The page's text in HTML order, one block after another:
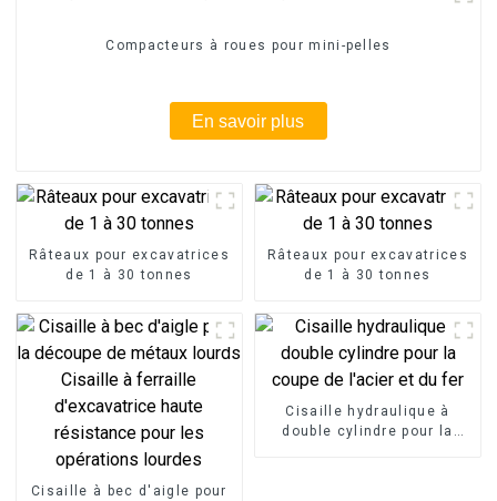
Compacteurs à roues pour mini-pelles
En savoir plus
Râteaux pour excavatrices
de 1 à 30 tonnes
Râteaux pour excavatrices
de 1 à 30 tonnes
Cisaille à bec d'aigle pour
Cisaille hydraulique à
double cylindre pour la